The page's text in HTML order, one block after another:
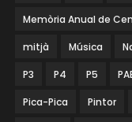
Memòria Anual de
mitjà Música
P3 P4 P5
Pica-Pica Pintor